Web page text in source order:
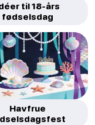
til 18-års
fødselsdag
Havfrue